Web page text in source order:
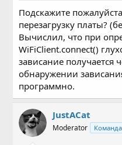
Подскажите
перезагрузку платы?
Вычислил, что при
WiFiClient.connect()
зависание получается
обнаружении
программно.
JustACat
Moderator